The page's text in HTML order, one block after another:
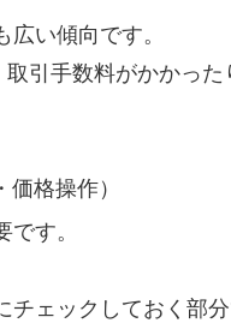
い傾向です。
引手数料がかかった
格操作）
す。
ェックしておく部分